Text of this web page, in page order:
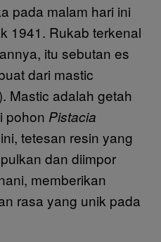
pada malam hari ini
1941. Rukab terkenal
itu sebutan es
dari mastic
Mastic adalah getah
pohon Pistacia
tetesan resin yang
dan diimpor
memberikan
rasa yang unik pada